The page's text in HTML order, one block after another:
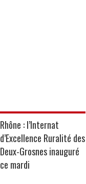
Rhône : l’Internat
d’Excellence Ruralité des
Deux-Grosnes inauguré
ce mardi